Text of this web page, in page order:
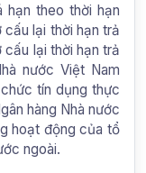
hạn theo thời hạn
lại thời hạn trả
lại thời hạn trả
nước Việt Nam
tín dụng thực
hàng Nhà nước
hoạt động của tổ
ngoài.